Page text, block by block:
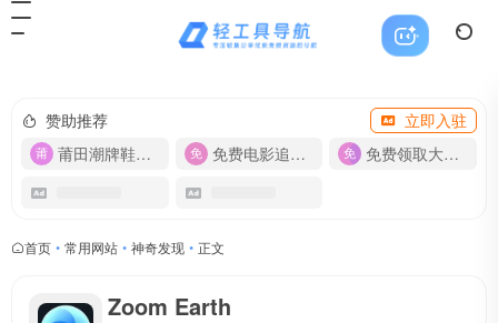
赞助推荐
立即入驻
莆田潮牌鞋服-货源
免费电影追剧APP 免费领取大流量卡【500G】
首页 • 常用网站 • 神奇发现 • 正文
Zoom Earth